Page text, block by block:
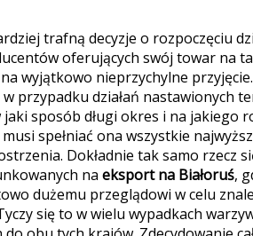
trafną decyzje o rozpoczęciu
oferujących swój towar na
wyjątkowo nieprzychylne
przypadku działań nastawionych
sposób długi okres i na jakiego
spełniać ona wszystkie
Dokładnie tak samo rzecz
na eksport na Białoruś,
dużemu przeglądowi w celu
się to w wielu wypadkach